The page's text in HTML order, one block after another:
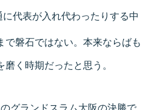
に代表が入れ代わったりする中
で磐石ではない。本来ならばも
く時期だったと思う。
グランドスラム大阪の決勝で